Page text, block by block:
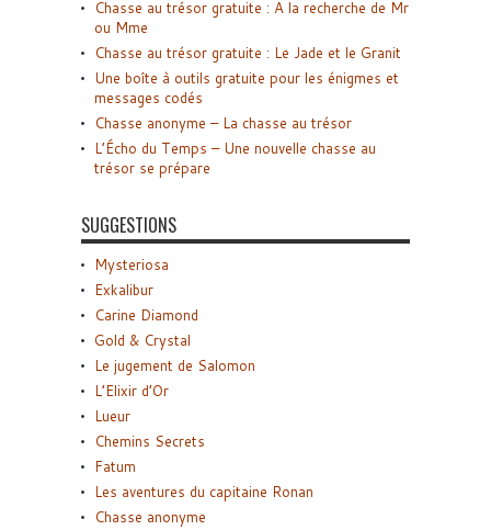
Chasse au trésor gratuite : A la recherche de Mr
ou Mme
Chasse au trésor gratuite : Le Jade et le Granit
Une boîte à outils gratuite pour les énigmes et
messages codés
Chasse anonyme – La chasse au trésor
L’Écho du Temps – Une nouvelle chasse au
trésor se prépare
SUGGESTIONS
Mysteriosa
Exkalibur
Carine Diamond
Gold & Crystal
Le jugement de Salomon
L’Elixir d’Or
Lueur
Chemins Secrets
Fatum
Les aventures du capitaine Ronan
Chasse anonyme